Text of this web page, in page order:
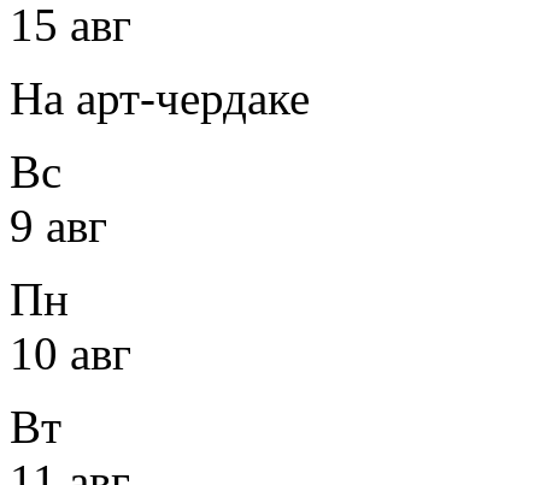
15 авг
На арт-чердаке
Вс
9 авг
Пн
10 авг
Вт